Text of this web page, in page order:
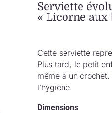
Serviette
« Licorne aux
Cette serviette
Plus tard, le petit
même à un
l’hygiène.
Dimensions